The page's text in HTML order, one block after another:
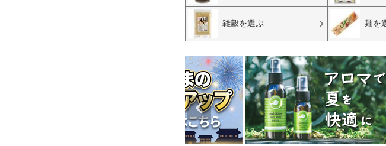
雑穀を選ぶ 麺を